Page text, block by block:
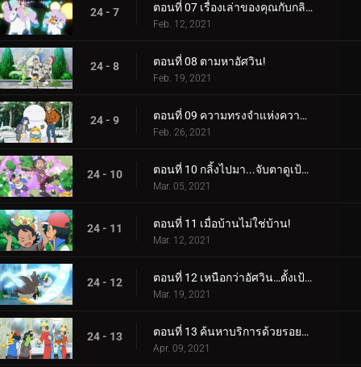
24 - 7 ตอนที่ 07 เรื่องเล่าของคุณกับกลิมวูด แทงเกิล!
Feb. 12, 2021
24 - 8 ตอนที่ 08 ตามหาอัศวิน!
Feb. 19, 2021
24 - 9 ตอนที่ 09 ความทรงจำแห่งความเมตตาอันอบอุ่น
Feb. 26, 2021
24 - 10 ตอนที่ 10 กลิ้งไปมา...จับตาดูเป้าหมาย!
Mar. 05, 2021
24 - 11 ตอนที่ 11 เมื่อบ้านไม่ใช่บ้าน!
Mar. 12, 2021
24 - 12 ตอนที่ 12 เหนือกว่าอัศวิน…ตั้งเป้าที่จะเป็นปรมาจารย์ต้นหอม!
Mar. 19, 2021
24 - 13 ตอนที่ 13 ค้นหาบริการด้วยรอยยิ้ม!
Apr. 09, 2021